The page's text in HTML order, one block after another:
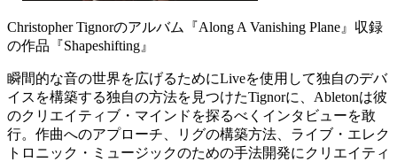
Christopher Tignorのアルバム『Along A Vanishing Plane』収録
の作品『Shapeshifting』
瞬間的な音の世界を広げるためにLiveを使用して独自のデバ
イスを構築する独自の方法を見つけたTignorに、Abletonは彼
のクリエイティブ・マインドを探るべくインタビューを敢
行。作曲へのアプローチ、リグの構築方法、ライブ・エレク
トロニック・ミュージックのための手法開発にクリエイティ